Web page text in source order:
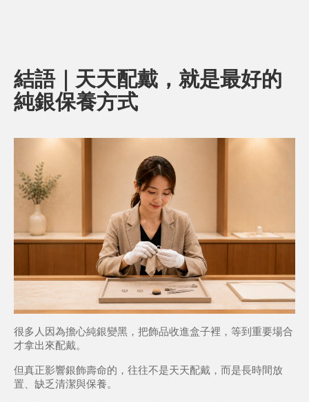
結語｜天天配戴，就是最好的
純銀保養方式
很多人因為擔心純銀變黑，把飾品收進盒子裡，等到重要場合
才拿出來配戴。
但真正影響銀飾壽命的，往往不是天天配戴，而是長時間放
置、缺乏清潔與保養。